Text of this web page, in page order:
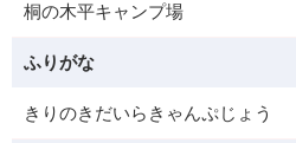
桐の木平キャンプ場
ふりがな
きりのきだいらきゃんぷじょう